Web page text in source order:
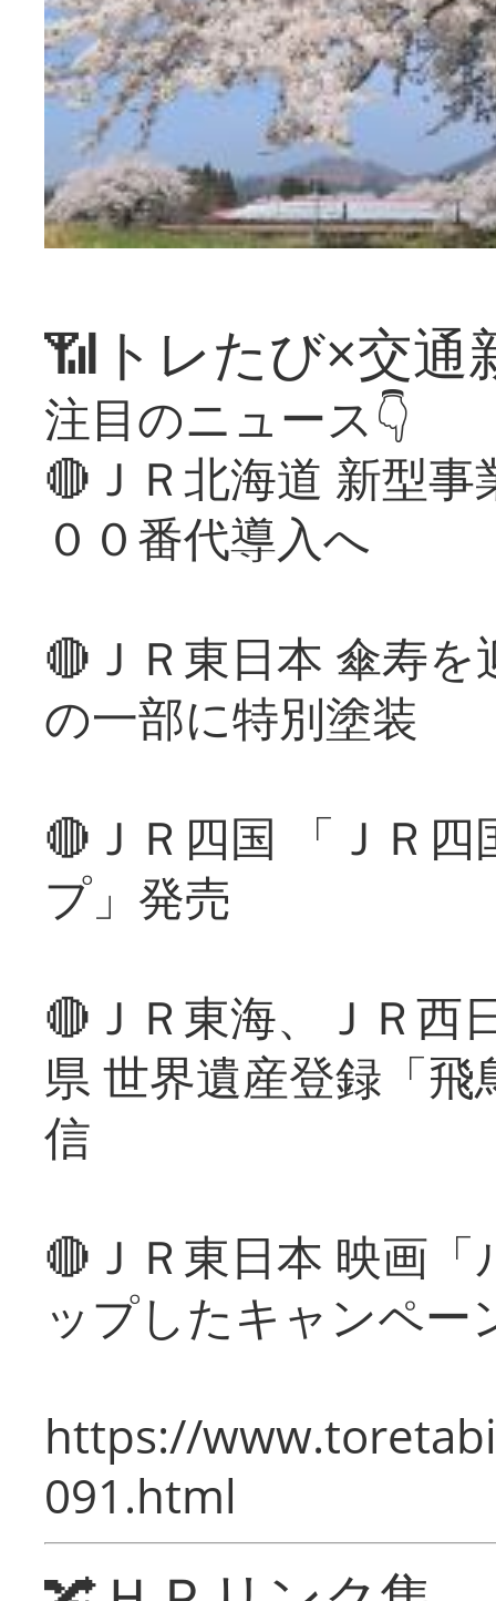
📶トレたび×交通
注目のニュース👇
🔴ＪＲ北海道 新型
００番代導入へ
🔴ＪＲ東日本 傘寿
の一部に特別塗装
🔴ＪＲ四国 「ＪＲ
プ」発売
🔴ＪＲ東海、ＪＲ西
県 世界遺産登録「
信
🔴ＪＲ東日本 映画
ップしたキャンペー
https://
091.html